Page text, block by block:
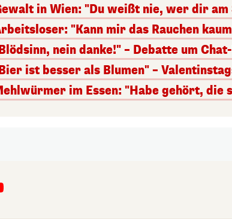
in Wien: "Du weißt nie, wer dir am
"Kann mir das Rauchen
nein danke!" – Debatte um
ist besser als Blumen" –
im Essen: "Habe gehört, die